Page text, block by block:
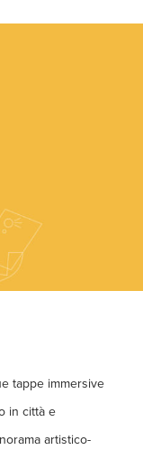
tappe immersive
in città e
artistico-